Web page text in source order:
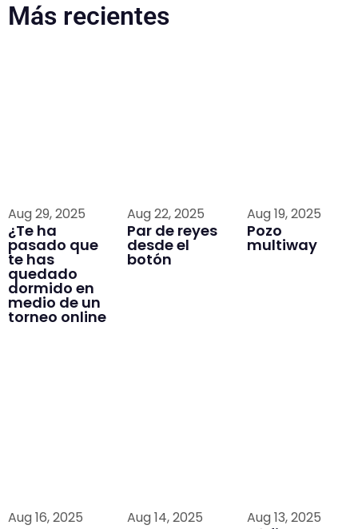
Más recientes
Aug 29, 2025
¿Te ha
pasado que
te has
quedado
dormido en
medio de un
torneo online
Aug 22, 2025
Par de reyes
desde el
botón
Aug 19, 2025
Pozo
multiway
Aug 16, 2025 Aug 14, 2025 Aug 13, 2025